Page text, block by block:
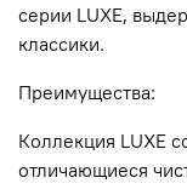
серии LUXE,
классики.
Преимущества:
Коллекция LUXE
отличающиеся